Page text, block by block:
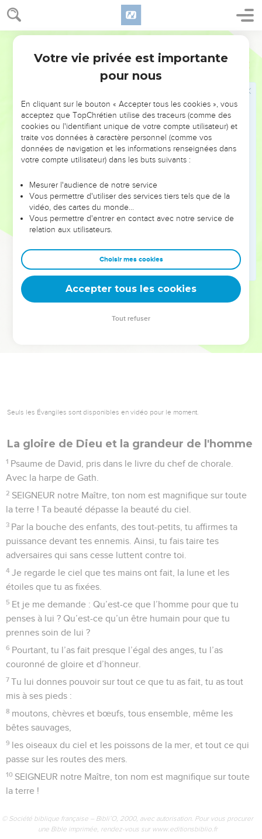
NE MANQUEZ PAS L’ÉVÉNEMENT
DE L’ANNÉE !
ET SI LEURS ERREURS POUVAIENT VOUS ÉVITER LES
VOTRES ?
leur foi ou leur vision. Mais on voit moins les doutes, les erreurs
et les saisons difficiles qu'ils ont traversés, alors même que ce
sont elles qui les ont façonnés.
Dans cette conférence, leaders, entrepreneurs, et responsables
clés pour avancer avec plus de sagesse afin que leurs erreurs
deviennent vos tremplins. Que vous guidiez un ministère, une
équipe, un groupe ou une famille, leur expérience est faite
Psaumes 8
Seuls les Évangiles sont disponibles en vidéo pour le moment.
La gloire de Dieu et la grandeur de l'homme
1 Psaume de David, pris dans le livre du chef de chorale.
Avec la harpe de Gath.
2 SEIGNEUR notre Maître, ton nom est magnifique sur toute
la terre ! Ta beauté dépasse la beauté du ciel.
3 Par la bouche des enfants, des tout-petits, tu affirmes ta
puissance devant tes ennemis. Ainsi, tu fais taire tes
adversaires qui sans cesse luttent contre toi.
4 Je regarde le ciel que tes mains ont fait, la lune et les
étoiles que tu as fixées.
5 Et je me demande : Qu’est-ce que l’homme pour que tu
penses à lui ? Qu’est-ce qu’un être humain pour que tu
prennes soin de lui ?
6 Pourtant, tu l’as fait presque l’égal des anges, tu l’as
couronné de gloire et d’honneur.
7 Tu lui donnes pouvoir sur tout ce que tu as fait, tu as tout
mis à ses pieds :
8 moutons, chèvres et bœufs, tous ensemble, même les
bêtes sauvages,
9 les oiseaux du ciel et les poissons de la mer, et tout ce qui
passe sur les routes des mers.
10 SEIGNEUR notre Maître, ton nom est magnifique sur toute
la terre !
© Société biblique française – Bibli’O, 2000, avec autorisation. Pour vous procurer
une Bible imprimée, rendez-vous sur www.editionsbiblio.fr
Votre vie privée est importante
pour nous
En cliquant sur le bouton « Accepter tous les cookies », vous
acceptez que TopChrétien utilise des traceurs (comme des
cookies ou l'identifiant unique de votre compte utilisateur) et
traite vos données à caractère personnel (comme vos
données de navigation et les informations renseignées dans
votre compte utilisateur) dans les buts suivants :
Mesurer l'audience de notre service
Vous permettre d'utiliser des services tiers tels que de la
vidéo, des cartes du monde…
Vous permettre d'entrer en contact avec notre service de
relation aux utilisateurs.
Choisir mes cookies
Accepter tous les cookies
Tout refuser